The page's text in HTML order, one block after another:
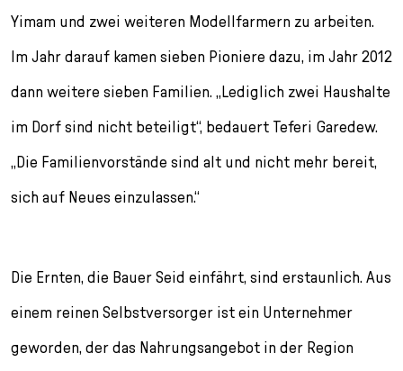
Yimam und zwei weiteren Modellfarmern zu arbeiten.
Im Jahr darauf kamen sieben Pioniere dazu, im Jahr 2012
dann weitere sieben Familien. „Lediglich zwei Haushalte
im Dorf sind nicht beteiligt“, bedauert Teferi Garedew.
„Die Familienvorstände sind alt und nicht mehr bereit,
sich auf Neues einzulassen.“
Die Ernten, die Bauer Seid einfährt, sind erstaunlich. Aus
einem reinen Selbstversorger ist ein Unternehmer
geworden, der das Nahrungsangebot in der Region